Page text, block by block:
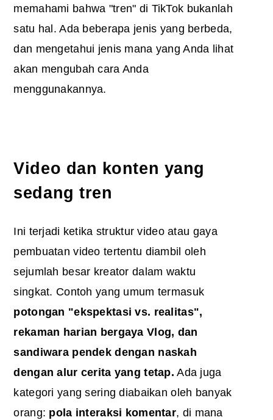
memahami bahwa "tren" di TikTok bukanlah
satu hal. Ada beberapa jenis yang berbeda,
dan mengetahui jenis mana yang Anda lihat
akan mengubah cara Anda
menggunakannya.
Video dan konten yang
sedang tren
Ini terjadi ketika struktur video atau gaya
pembuatan video tertentu diambil oleh
sejumlah besar kreator dalam waktu
singkat. Contoh yang umum termasuk
potongan "ekspektasi vs. realitas",
rekaman harian bergaya Vlog, dan
sandiwara pendek dengan naskah
dengan alur cerita yang tetap. Ada juga
kategori yang sering diabaikan oleh banyak
orang: pola interaksi komentar, di mana